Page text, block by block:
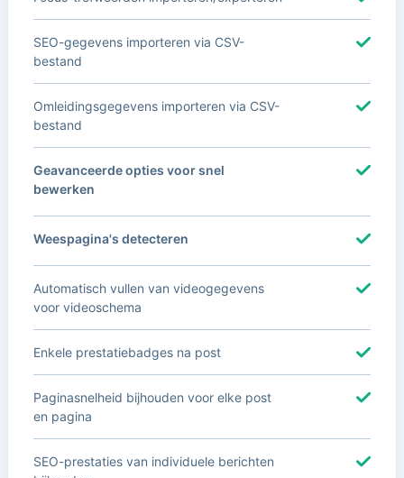
SEO-gegevens importeren via CSV-
bestand
Omleidingsgegevens importeren via CSV-
bestand
Geavanceerde opties voor snel
bewerken
Weespagina's detecteren
Automatisch vullen van videogegevens
voor videoschema
Enkele prestatiebadges na post
Paginasnelheid bijhouden voor elke post
en pagina
SEO-prestaties van individuele berichten